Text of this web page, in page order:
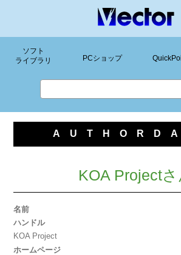
ソフト
ライブラリ
PCショップ
KOA Projectさ
名前
ハンドル
KOA Project
ホームページ